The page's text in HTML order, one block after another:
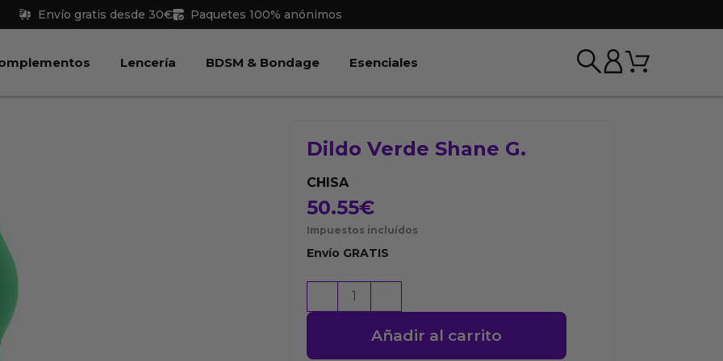
Envío gratis desde 30€ Paquetes 100% anónimos
Juguetes Abrir Complementos
Lencería Abrir Lencería
BDSM & Bondage Abrir BDSM & Bondage
Esenciales Carrito
Dildo Verde Shane G.
CHISA
50.55€
Impuestos incluídos
Envío GRATIS
Verde
G.
Añadir al carrito